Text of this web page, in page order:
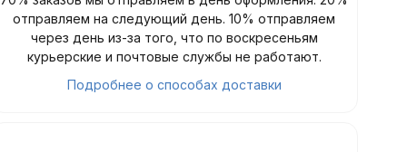
отправляем на следующий день. 10% отправляем
через день из-за того, что по воскресеньям
курьерские и почтовые службы не работают.
Подробнее о способах доставки